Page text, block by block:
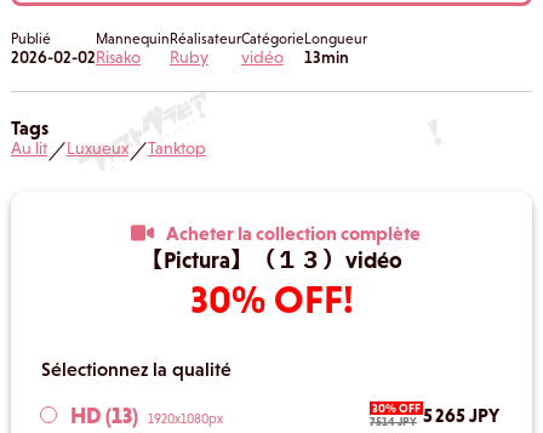
Publié
2026-02-02
Mannequin
Risako
Réalisateur
Ruby
Catégorie
vidéo
Longueur
13min
Tags
Au lit／Luxueux／Tanktop
Acheter la collection complète
【Pictura】（１３）vidéo
30% OFF!
Sélectionnez la qualité
HD (13) 1920x1080px
30% OFF
7 514 JPY 5 265 JPY